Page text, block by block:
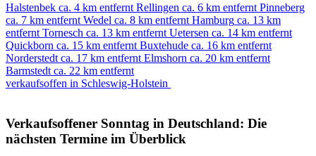
Halstenbek ca. 4 km entfernt Rellingen ca. 6 km entfernt Pinneberg
ca. 7 km entfernt Wedel ca. 8 km entfernt Hamburg ca. 13 km
entfernt Tornesch ca. 13 km entfernt Uetersen ca. 14 km entfernt
Quickborn ca. 15 km entfernt Buxtehude ca. 16 km entfernt
Norderstedt ca. 17 km entfernt Elmshorn ca. 20 km entfernt
Barmstedt ca. 22 km entfernt
verkaufsoffen in Schleswig-Holstein
Verkaufsoffener Sonntag in Deutschland: Die
nächsten Termine im Überblick